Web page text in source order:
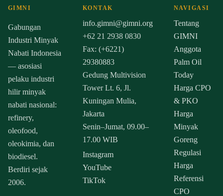
GIMNI
Gabungan
Industri Minyak
Nabati Indonesia
— asosiasi
pelaku industri
hilir minyak
nabati nasional:
refinery,
oleofood,
oleokimia, dan
biodiesel.
Berdiri sejak
2006.
KONTAK
info.gimni@gimni.org
+62 21 2938 0830
Fax: (+6221)
29380883
Gedung Multivision
Tower Lt. 6, Jl.
Kuningan Mulia,
Jakarta
Senin–Jumat, 09.00–
17.00 WIB
Instagram
YouTube
TikTok
NAVIGASI
Tentang
GIMNI
Anggota
Palm Oil
Today
Harga CPO
& PKO
Harga
Minyak
Goreng
Regulasi
Harga
Referensi
CPO